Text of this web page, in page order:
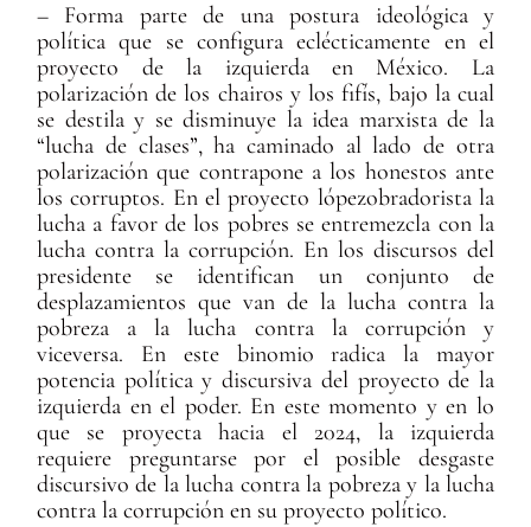
– Forma parte de una postura ideológica y
política que se configura eclécticamente en el
proyecto de la izquierda en México. La
polarización de los chairos y los fifís, bajo la cual
se destila y se disminuye la idea marxista de la
“lucha de clases”, ha caminado al lado de otra
polarización que contrapone a los honestos ante
los corruptos. En el proyecto lópezobradorista la
lucha a favor de los pobres se entremezcla con la
lucha contra la corrupción. En los discursos del
presidente se identifican un conjunto de
desplazamientos que van de la lucha contra la
pobreza a la lucha contra la corrupción y
viceversa. En este binomio radica la mayor
potencia política y discursiva del proyecto de la
izquierda en el poder. En este momento y en lo
que se proyecta hacia el 2024, la izquierda
requiere preguntarse por el posible desgaste
discursivo de la lucha contra la pobreza y la lucha
contra la corrupción en su proyecto político.